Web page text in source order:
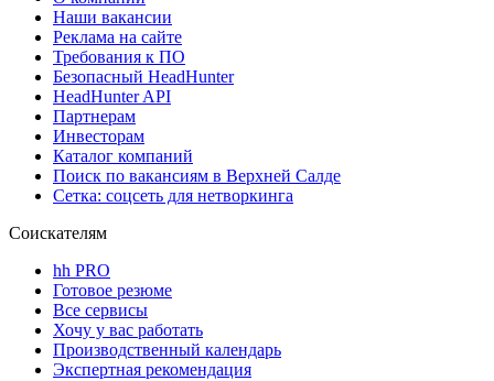
Наши вакансии
Реклама на сайте
Требования к ПО
Безопасный HeadHunter
HeadHunter API
Партнерам
Инвесторам
Каталог компаний
Поиск по вакансиям в Верхней Салде
Сетка: соцсеть для нетворкинга
Соискателям
hh PRO
Готовое резюме
Все сервисы
Хочу у вас работать
Производственный календарь
Экспертная рекомендация